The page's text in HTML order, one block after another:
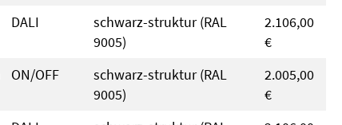
DALI
schwarz-struktur (RAL
9005)
2.106,00
€
ON/OFF
schwarz-struktur (RAL
9005)
2.005,00
€